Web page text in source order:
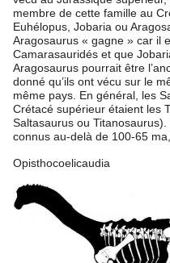
membre de cette famille au
Euhélopus, Jobaria ou
Aragosaurus « gagne » car il
Camarasauridés et que
Aragosaurus pourrait être
donné qu’ils ont vécu sur le
même pays. En général, les
Crétacé supérieur étaient les
Saltasaurus ou
connus au-delà de 100-65
Opisthocoelicaudia